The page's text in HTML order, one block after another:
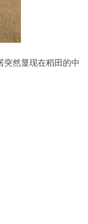
然显现在稻田的中